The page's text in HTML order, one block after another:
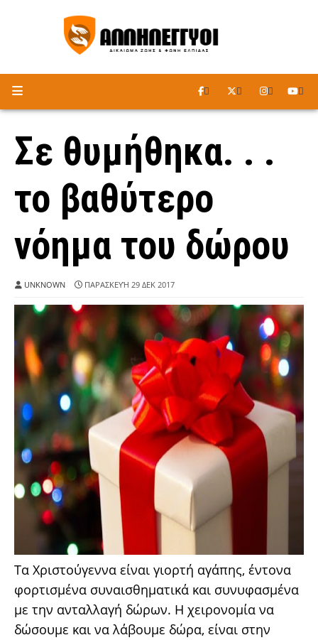
ΑΚΟΥΣΤΕ ΤΟ ΡΑΔΙΟΦΩΝΟ
Σε θυμήθηκα. . .
το βαθύτερο
νόημα του δώρου
UNKNOWN ΠΑΡΑΣΚΕΥΉ 29 ΔΕΚ 2017
Τα Χριστούγεννα είναι γιορτή αγάπης, έντονα
φορτισμένα συναισθηματικά και συνυφασμένα
με την ανταλλαγή δώρων. Η χειρονομία να
δώσουμε και να λάβουμε δώρα, είναι στην